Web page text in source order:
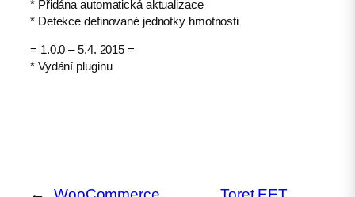
* Přidána automatická aktualizace
* Detekce definované jednotky hmotnosti
= 1.0.0 – 5.4. 2015 =
* Vydání pluginu